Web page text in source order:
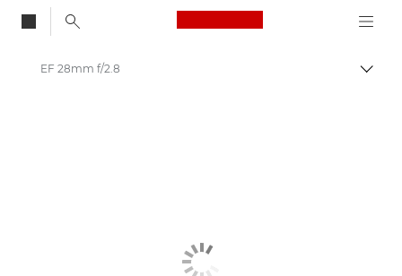
Canon Logo, back
EF 28mm f/2.8